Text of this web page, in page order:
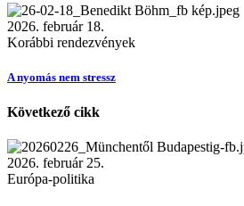
2026. február 18.
Korábbi rendezvények
A nyomás nem stressz
Következő cikk
2026. február 25.
Európa-politika